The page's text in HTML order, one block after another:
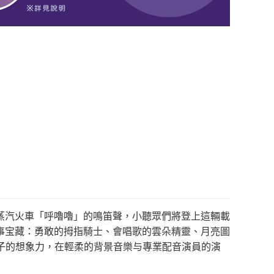
火車「呼嚕嚕」的鳴笛聲，小聽眾們將登上這輛載
藏：勇敢的拇指騎士、會唱歌的雲朵精靈、月亮圖
想象力，在輕柔的背景音樂与專業配音演員的演